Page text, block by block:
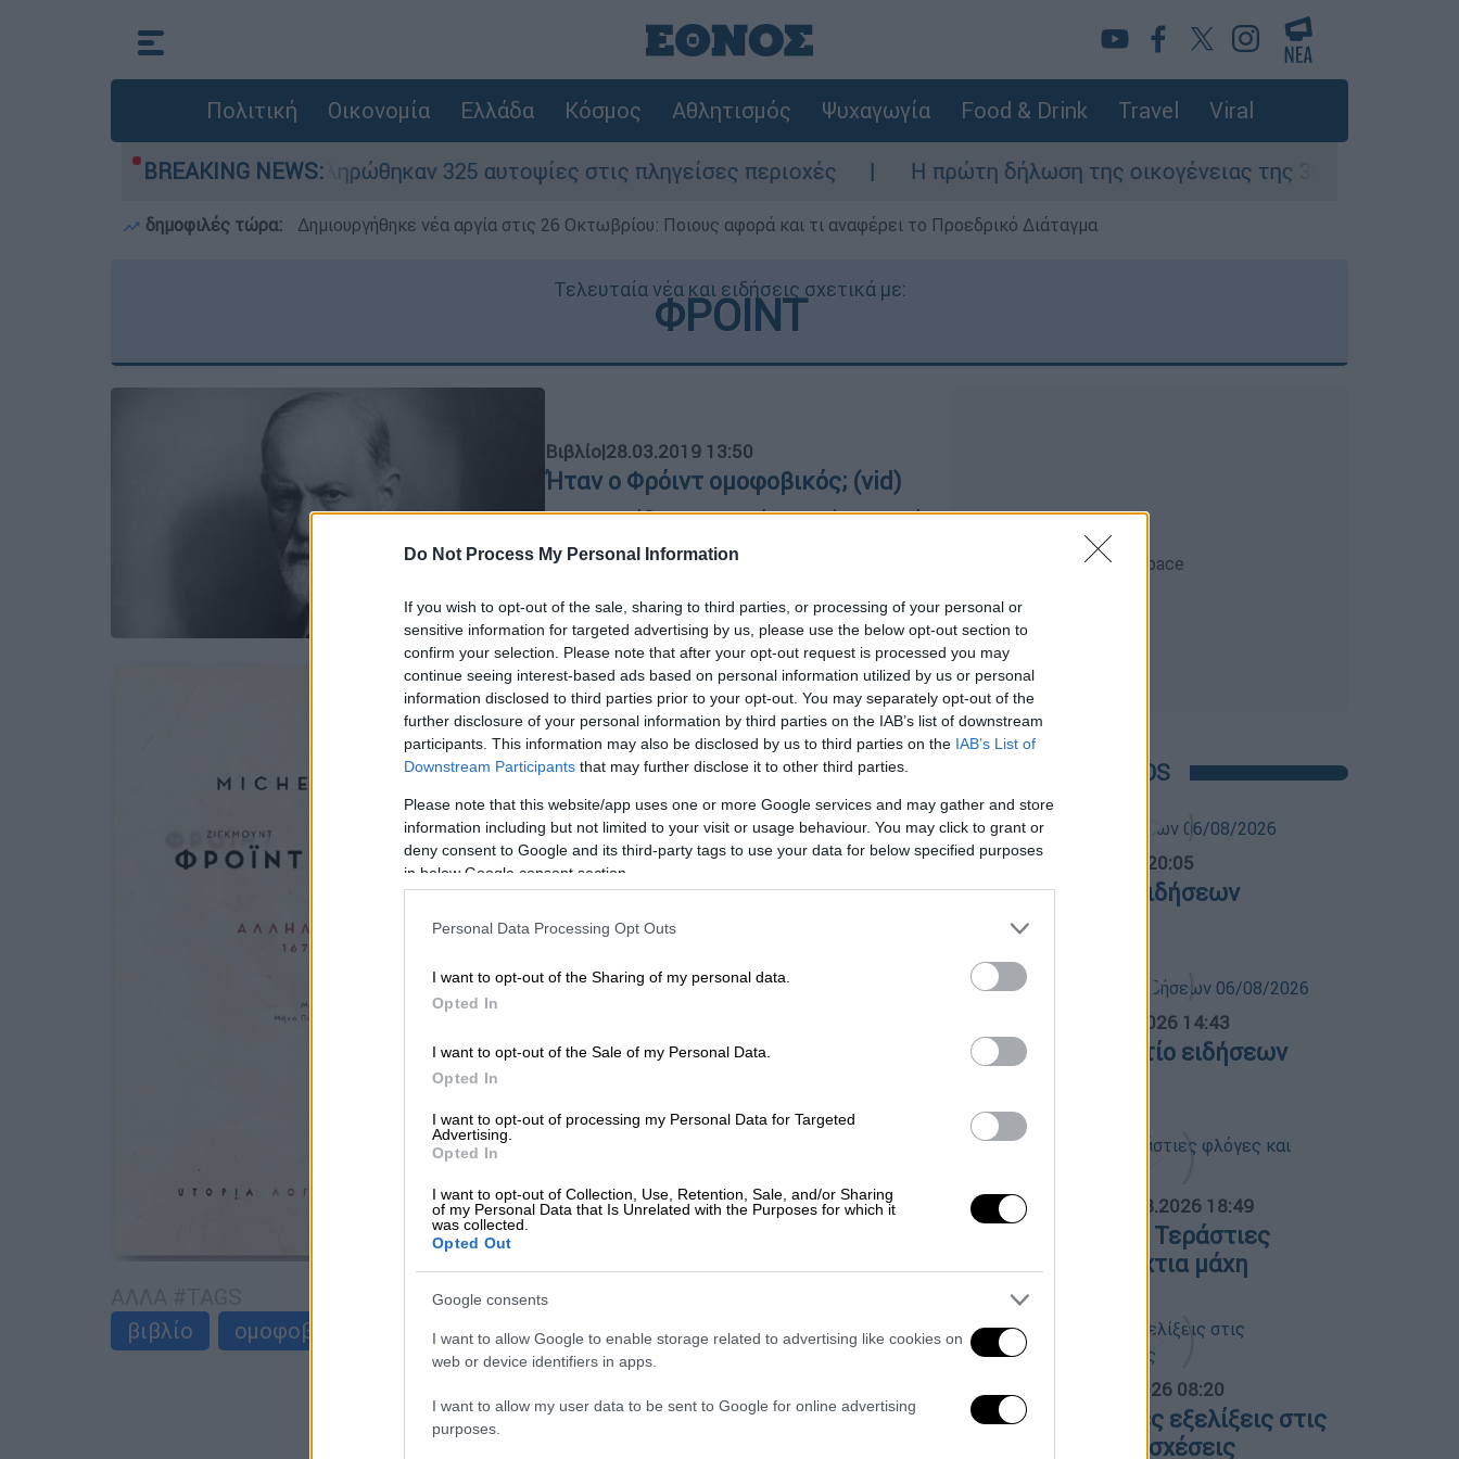
Do Not Process My Personal Information
If you wish to opt-out of the sale, sharing to third parties, or processing of your personal or
sensitive information for targeted advertising by us, please use the below opt-out section to
confirm your selection. Please note that after your opt-out request is processed you may
continue seeing interest-based ads based on personal information utilized by us or personal
information disclosed to third parties prior to your opt-out. You may separately opt-out of the
further disclosure of your personal information by third parties on the IAB’s list of downstream
participants. This information may also be disclosed by us to third parties on the IAB’s List of
Downstream Participants that may further disclose it to other third parties.
Please note that this website/app uses one or more Google services and may gather and store
information including but not limited to your visit or usage behaviour. You may click to grant or
deny consent to Google and its third-party tags to use your data for below specified purposes
in below Google consent section.
Personal Data Processing Opt Outs
I want to opt-out of the Sharing of my personal data.
Opted In
I want to opt-out of the Sale of my Personal Data.
Opted In
I want to opt-out of processing my Personal Data for Targeted
Advertising.
Opted In
I want to opt-out of Collection, Use, Retention, Sale, and/or Sharing
of my Personal Data that Is Unrelated with the Purposes for which it
was collected.
Opted Out
Google consents
I want to allow Google to enable storage related to advertising like cookies on
web or device identifiers in apps.
I want to allow my user data to be sent to Google for online advertising
purposes.
Πολιτική Οικονομία Ελλάδα Κόσμος Αθλητισμός Ψυχαγωγία Food & Drink Travel Viral
BREAKING NEWS:
«κόκκινα» - Ολοκληρώθηκαν 325 αυτοψίες στις πληγείσες περιοχές Η πρώτη δήλωση της οικογένειας της 38χρονης
δημοφιλές τώρα: Δημιουργήθηκε νέα αργία στις 26 Οκτωβρίου: Ποιους αφορά και τι αναφέρει το Προεδρικό Διάταγμα
Τελευταία νέα και ειδήσεις σχετικά με:
ΦΡΟΙΝΤ
Βιβλίο|28.03.2019 13:50
Ήταν ο Φρόιντ ομοφοβικός; (vid)
Μια Γαλλίδα ψυχαναλύτρια είναι πολύ
αυστηρή με τον πατέρα της
ψυχανάλυσης
Βιβλίο|14.12.2018 14:14
«Φρόιντ - Σπινόζα: Αλληλογραφία
Το βιβλίο κυκλοφορεί από τις
βιβλίο
ομοφοβία Utopia
POPULAR VIDEOS
Κεντρικό... 06.08.2026 20:05
Κεντρικό δελτίο ειδήσεων
06/08/2026
06.08.2026 14:43
Μεσημεριανό δελτίο ειδήσεων
ΑΠΟΣΠΑΣΜΑΤΑ... 06.08.2026 18:49
Φωτιά στη Σκύρο: Τεράστιες
φλόγες και ολονύχτια μάχη
Ώρα Ελλάδος... 06.08.2026 08:20
Όλες οι τελευταίες εξελίξεις στις
ελληνοτουρκικές σχέσεις